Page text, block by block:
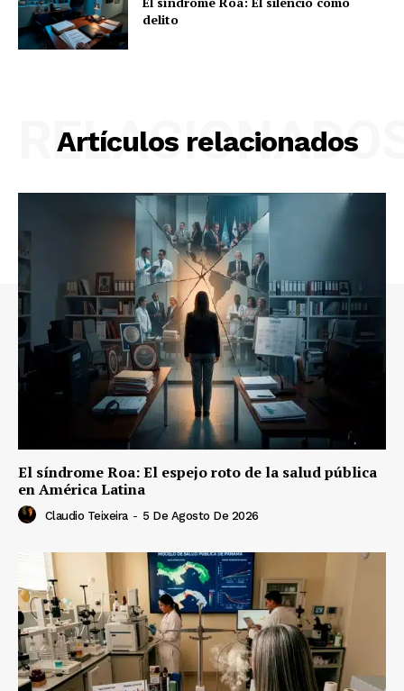
delito
Artículos relacionados
El síndrome Roa: El espejo roto de la salud pública
en América Latina
Claudio Teixeira - 5 De Agosto De 2026